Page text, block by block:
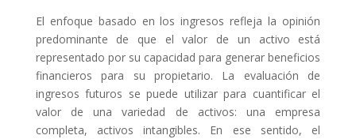
El enfoque basado en los ingresos refleja la opinión
predominante de que el valor de un activo está
representado por su capacidad para generar beneficios
financieros para su propietario. La evaluación de
ingresos futuros se puede utilizar para cuantificar el
valor de una variedad de activos: una empresa
completa, activos intangibles. En ese sentido, el